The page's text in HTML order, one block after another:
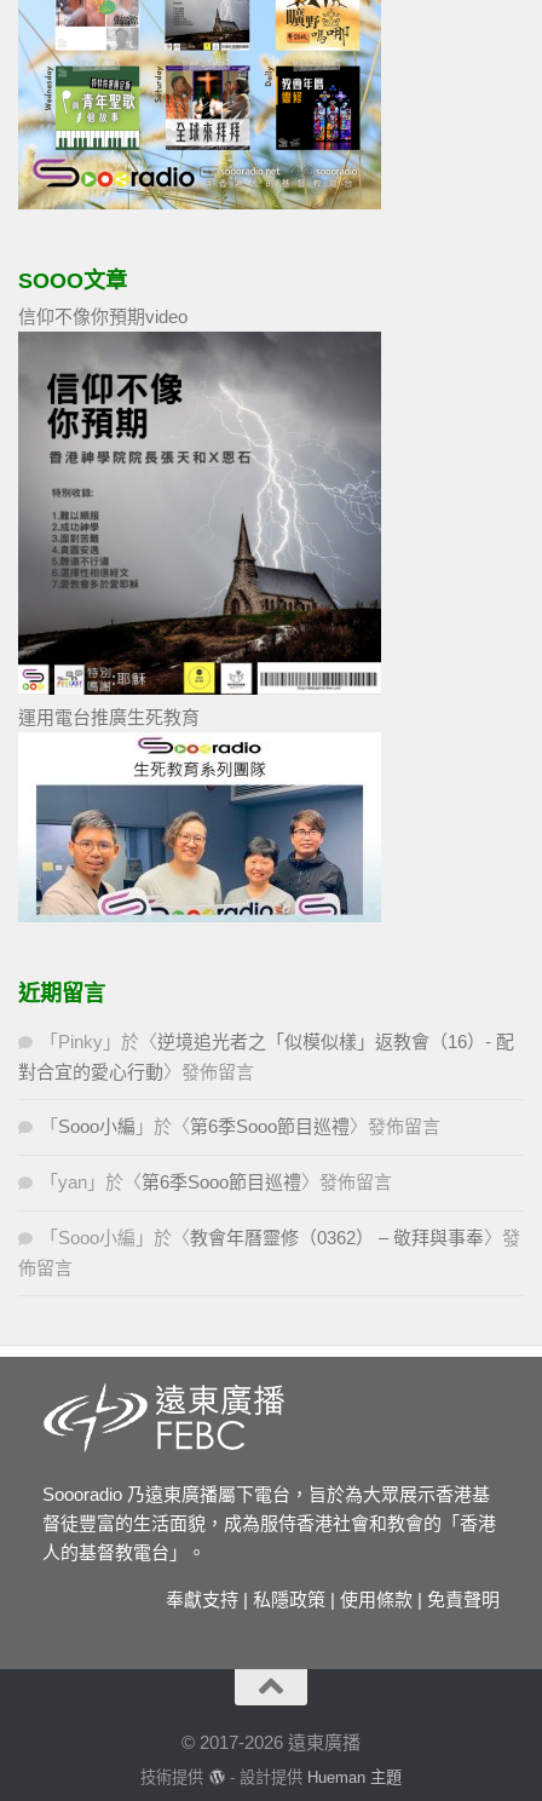
SOOO文章
信仰不像你預期video
運用電台推廣生死教育
近期留言
「 Pinky 」於〈逆境追光者之「似模似樣」返教會（16）- 配
對合宜的愛心行動〉發佈留言
「 Sooo小編 」於〈第6季Sooo節目巡禮〉發佈留言
「 yan 」於〈第6季Sooo節目巡禮〉發佈留言
「 Sooo小編 」於〈教會年曆靈修（0362） – 敬拜與事奉〉發
佈留言
Soooradio 乃遠東廣播屬下電台，旨於為大眾展示香港基
督徒豐富的生活面貌，成為服侍香港社會和教會的「香港
人的基督教電台」。
奉獻支持 | 私隱政策 | 使用條款 | 免責聲明
© 2017-2026 遠東廣播
技術提供 - 設計提供 Hueman 主題